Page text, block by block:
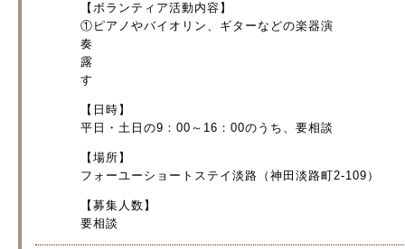
【ボランティア活動内容】
①ピアノやバイオリン、ギターなどの楽器演
奏 ②童謡やなつかし
露 ※1人でも複数
す
【日時】
平日・土日の9：00～16：00のうち、要相談
【場所】
フォーユーショートステイ淡路（神田淡路町2-109）
【募集人数】
要相談